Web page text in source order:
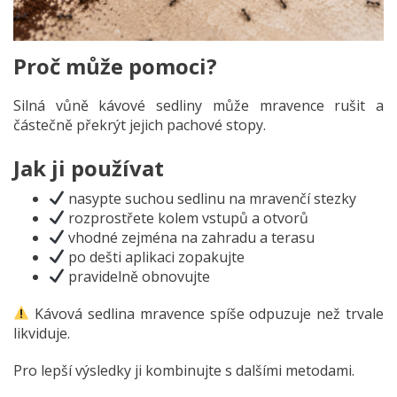
Proč může pomoci?
Silná vůně kávové sedliny může mravence rušit a
částečně překrýt jejich pachové stopy.
Jak ji používat
nasypte suchou sedlinu na mravenčí stezky
rozprostřete kolem vstupů a otvorů
vhodné zejména na zahradu a terasu
po dešti aplikaci zopakujte
pravidelně obnovujte
Kávová sedlina mravence spíše odpuzuje než trvale
likviduje.
Pro lepší výsledky ji kombinujte s dalšími metodami.